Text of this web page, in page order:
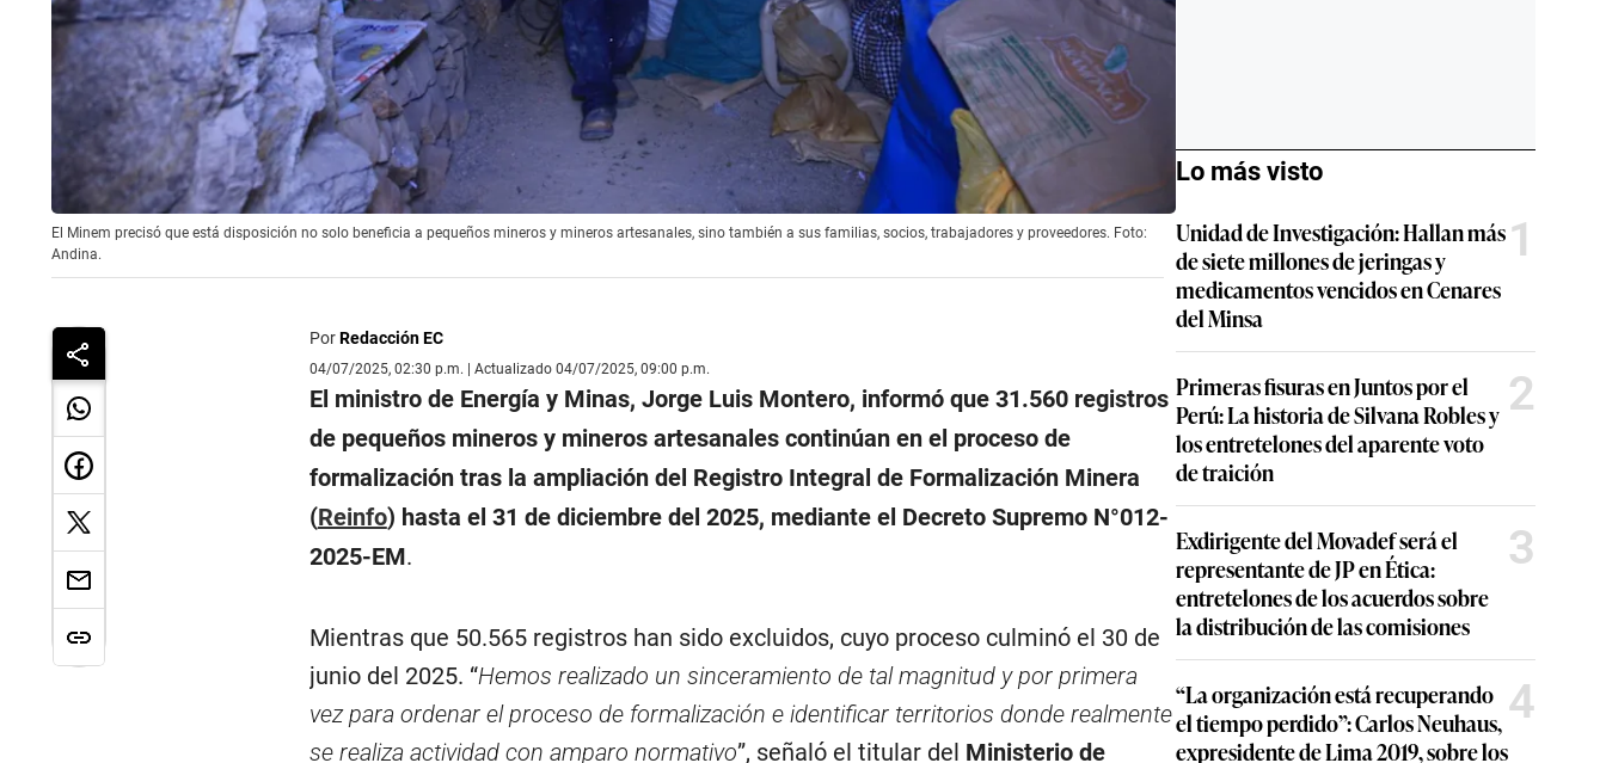
El Minem precisó que está disposición no solo beneficia a pequeños mineros y mineros artesanales, sino también a sus familias, socios, trabajadores y proveedores. Foto:
Andina.
PorRedacción EC
04/07/2025, 02:30 p.m. | Actualizado 04/07/2025, 09:00 p.m.
El ministro de Energía y Minas, Jorge Luis Montero, informó que 31.560 registros
de pequeños mineros y mineros artesanales continúan en el proceso de
formalización tras la ampliación del Registro Integral de Formalización Minera
(Reinfo) hasta el 31 de diciembre del 2025, mediante el Decreto Supremo N°012-
2025-EM.
Mientras que 50.565 registros han sido excluidos, cuyo proceso culminó el 30 de
junio del 2025. “Hemos realizado un sinceramiento de tal magnitud y por primera
vez para ordenar el proceso de formalización e identificar territorios donde realmente
se realiza actividad con amparo normativo”, señaló el titular del Ministerio de
Lo más visto
Unidad de Investigación: Hallan más
de siete millones de jeringas y
medicamentos vencidos en Cenares
del Minsa
1
Primeras fisuras en Juntos por el
Perú: La historia de Silvana Robles y
los entretelones del aparente voto
de traición
2
Exdirigente del Movadef será el
representante de JP en Ética:
entretelones de los acuerdos sobre
la distribución de las comisiones
3
“La organización está recuperando
el tiempo perdido”: Carlos Neuhaus,
expresidente de Lima 2019, sobre los
4